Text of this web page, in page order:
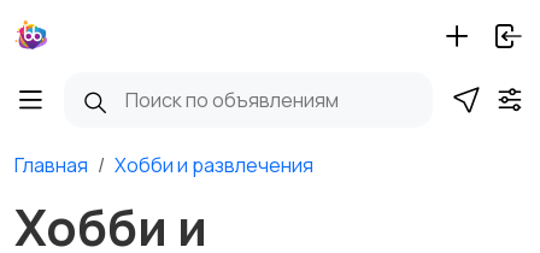
Главная Хобби и развлечения
Хобби и